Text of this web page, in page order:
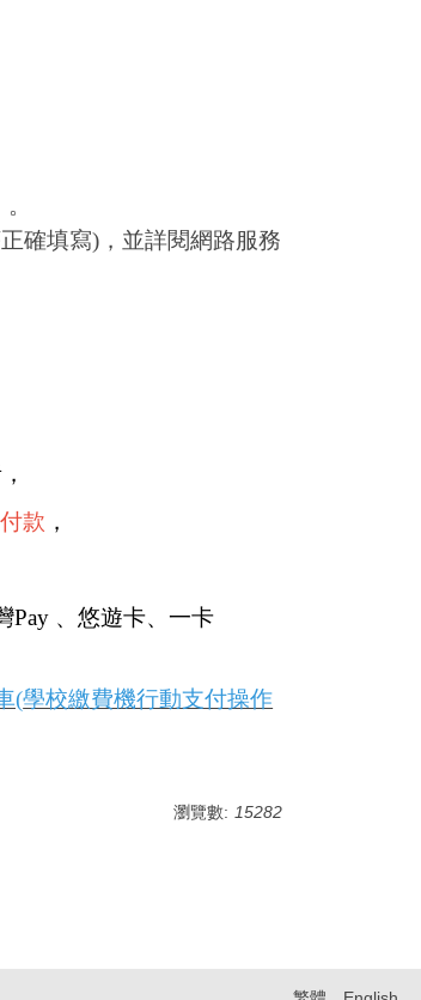
確填寫)，並詳閱網路服務
，
款 ，
Pay 、悠遊卡、一卡
(學校繳費機行動支付操作
瀏覽數: 15282